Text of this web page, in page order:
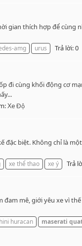
gian thích hợp để cùng
amg urus Trả lời: 0
đi cùng khối động cơ
Xe Độ
đặc biệt. Không chỉ là
xe thể thao xe ý Trả
mê, giới yêu xe vì
huracan maserati